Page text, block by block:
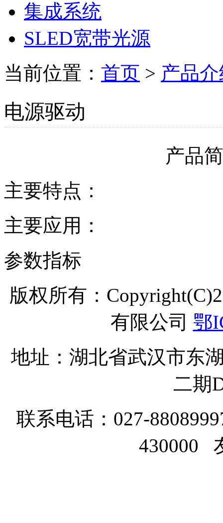
集成系统
SLED宽带光源
当前位置： 首页 > 产品
电源驱动
产品
主要特点：
主要应用：
参数指标
版权所有：
有限公司 鄂
地址：湖北省武汉市东
二期
联系电话：027-
430000